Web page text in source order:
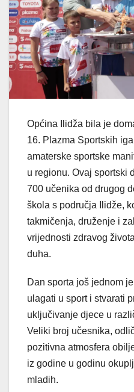
Općina Ilidža bila je
16. Plazma Sportskih
amaterske sportske
u regionu. Ovaj sportski
700 učenika od drugog
škola s područja Ilidže,
takmičenja, druženje i
vrijednosti zdravog
duha.
Dan sporta još jednom
ulagati u sport i stvarati
uključivanje djece u
Veliki broj učesnika,
pozitivna atmosfera
iz godine u godinu
mladih.